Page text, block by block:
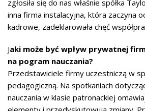
zgłosiła się do nas właśnie spółka
inna firma instalacyjna, która zaczyna
kadrowe, zadeklarowała chęć
Jaki może być wpływ prywatnej
na pogram nauczania?
Przedstawiciele firmy uczestniczą w
pedagogiczną. Na spotkaniach
nauczania w klasie patronackiej